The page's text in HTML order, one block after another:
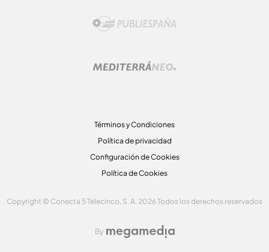
Términos y Condiciones
Política de privacidad
Configuración de Cookies
Política de Cookies
Copyright © Conecta 5 Telecinco, S. A. 2026 Todos los derechos reservados
By